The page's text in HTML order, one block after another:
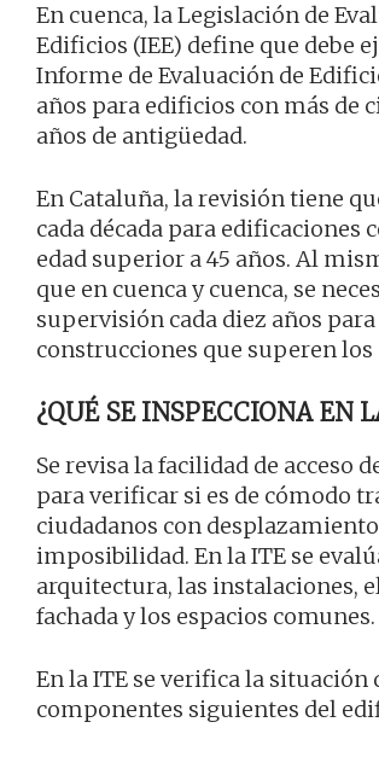
En cuenca, la Legislación de
Edificios (IEE) define que debe
Informe de Evaluación de
años para edificios con más de
años de antigüedad.
En Cataluña, la revisión tiene
cada década para edificaciones
edad superior a 45 años. Al
que en cuenca y cuenca, se
supervisión cada diez años para
construcciones que superen los
¿QUÉ SE INSPECCIONA EN
Se revisa la facilidad de acceso
para verificar si es de cómodo
ciudadanos con
imposibilidad. En la ITE se
arquitectura, las instalaciones,
fachada y los espacios comunes.
En la ITE se verifica la situación
componentes siguientes del